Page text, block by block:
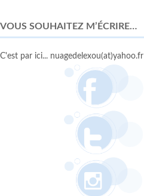
VOUS SOUHAITEZ M’ÉCRIRE…
C'est par ici... nuagedelexou(at)yahoo.fr